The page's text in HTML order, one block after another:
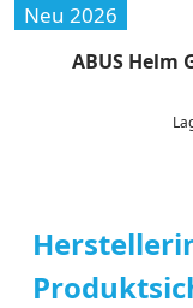
Neu 2026
ABUS Helm